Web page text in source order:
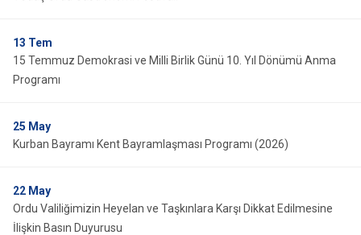
Gölköy
Gülyalı
İkizce
13 Tem
15 Temmuz Demokrasi ve Milli Birlik Günü 10. Yıl Dönümü Anma
Programı
25 May
Kurban Bayramı Kent Bayramlaşması Programı (2026)
22 May
Ordu Valiliğimizin Heyelan ve Taşkınlara Karşı Dikkat Edilmesine
İlişkin Basın Duyurusu